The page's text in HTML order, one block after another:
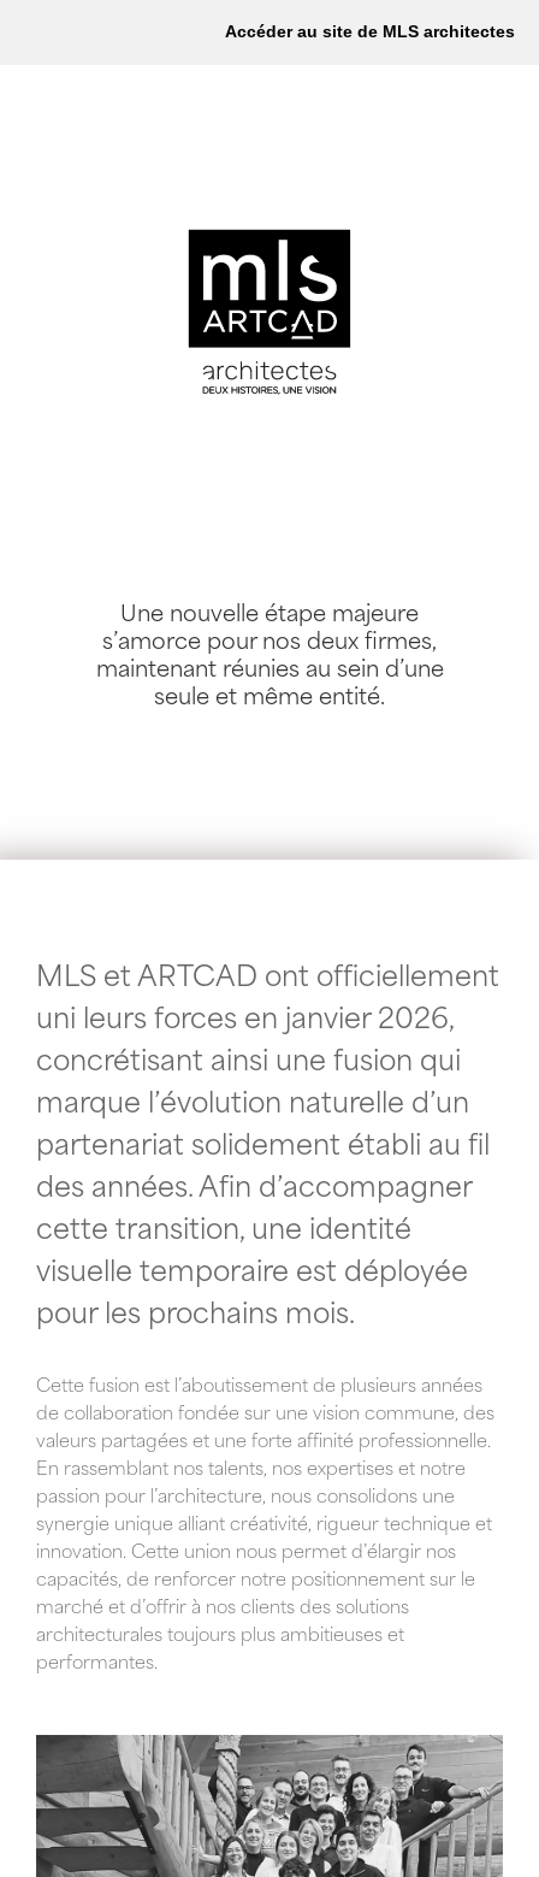
Accéder au site de MLS architectes
Une nouvelle étape majeure
s’amorce pour nos deux firmes,
maintenant réunies au sein d’une
seule et même entité.
MLS et ARTCAD ont officiellement
uni leurs forces en janvier 2026,
concrétisant ainsi une fusion qui
marque l’évolution naturelle d’un
partenariat solidement établi au fil
des années. Afin d’accompagner
cette transition, une identité
visuelle temporaire est déployée
pour les prochains mois.
Cette fusion est l’aboutissement de plusieurs années
de collaboration fondée sur une vision commune, des
valeurs partagées et une forte affinité professionnelle.
En rassemblant nos talents, nos expertises et notre
passion pour l’architecture, nous consolidons une
synergie unique alliant créativité, rigueur technique et
innovation. Cette union nous permet d’élargir nos
capacités, de renforcer notre positionnement sur le
marché et d’offrir à nos clients des solutions
architecturales toujours plus ambitieuses et
performantes.